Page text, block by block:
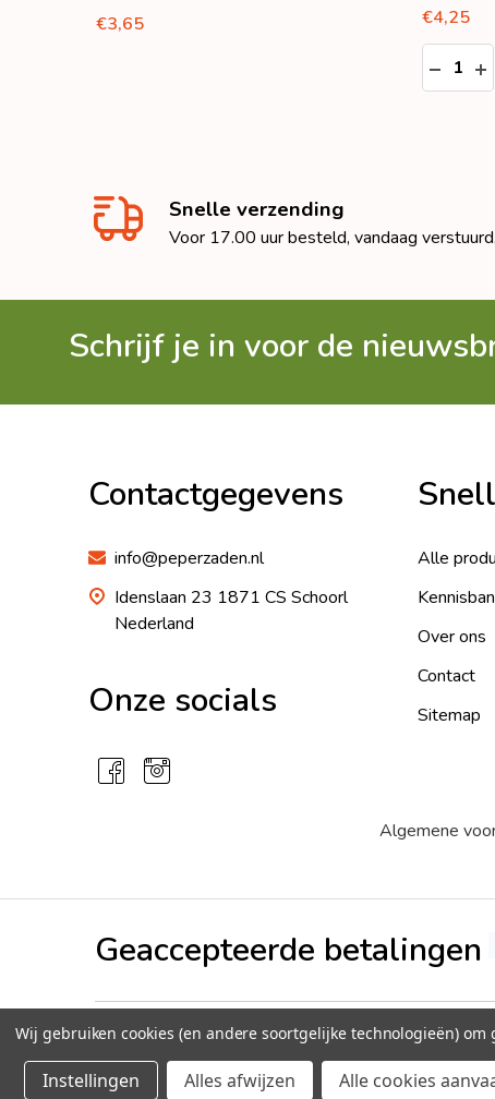
€3,65
€4,25
Aantal:
Snelle verzending
Voor 17.00 uur besteld, vandaag verstuurd.
Schrijf je in voor de
Contactgegevens
info@peperzaden.nl
Idenslaan 23 1871 CS Schoorl
Nederland
Onze socials
Alle
Over ons
Contact
Sitemap
Algemene
Geaccepteerde betalingen
©2026Peperzaden.nl
Wij gebruiken cookies (en andere soortgelijke technologieën)
Instellingen Alles afwijzen Alle cookies